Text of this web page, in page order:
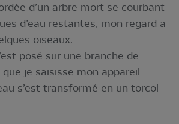
d’un arbre mort se courbant
d’eau restantes, mon regard a
oiseaux.
posé sur une branche de
que je saisisse mon appareil
s’est transformé en un torcol